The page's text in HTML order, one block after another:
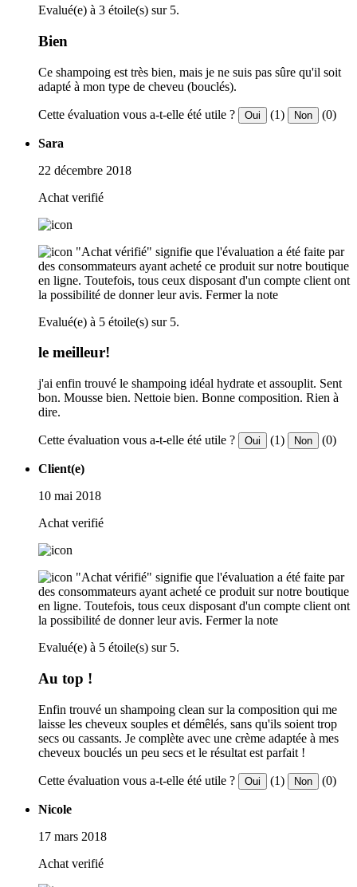
Evalué(e) à 3 étoile(s) sur 5.
Bien
Ce shampoing est très bien, mais je ne suis pas sûre qu'il soit
adapté à mon type de cheveu (bouclés).
Cette évaluation vous a-t-elle été utile ? Oui (1) Non (0)
Sara
22 décembre 2018
Achat verifié
"Achat vérifié" signifie que l'évaluation a été faite par
des consommateurs ayant acheté ce produit sur notre boutique
en ligne. Toutefois, tous ceux disposant d'un compte client ont
la possibilité de donner leur avis. Fermer la note
Evalué(e) à 5 étoile(s) sur 5.
le meilleur!
j'ai enfin trouvé le shampoing idéal hydrate et assouplit. Sent
bon. Mousse bien. Nettoie bien. Bonne composition. Rien à
dire.
Cette évaluation vous a-t-elle été utile ? Oui (1) Non (0)
Client(e)
10 mai 2018
Achat verifié
"Achat vérifié" signifie que l'évaluation a été faite par
des consommateurs ayant acheté ce produit sur notre boutique
en ligne. Toutefois, tous ceux disposant d'un compte client ont
la possibilité de donner leur avis. Fermer la note
Evalué(e) à 5 étoile(s) sur 5.
Au top !
Enfin trouvé un shampoing clean sur la composition qui me
laisse les cheveux souples et démêlés, sans qu'ils soient trop
secs ou cassants. Je complète avec une crème adaptée à mes
cheveux bouclés un peu secs et le résultat est parfait !
Cette évaluation vous a-t-elle été utile ? Oui (1) Non (0)
Nicole
17 mars 2018
Achat verifié